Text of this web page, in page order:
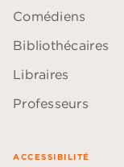
Comédiens
Bibliothécaires
Libraires
Professeurs
ACCESSIBILITÉ